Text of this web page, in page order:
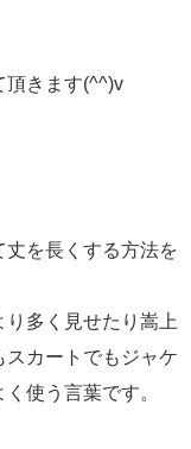
頂きます(^^)v
を長くする方法を
り多く見せたり嵩上
カートでもジャケ
使う言葉です。